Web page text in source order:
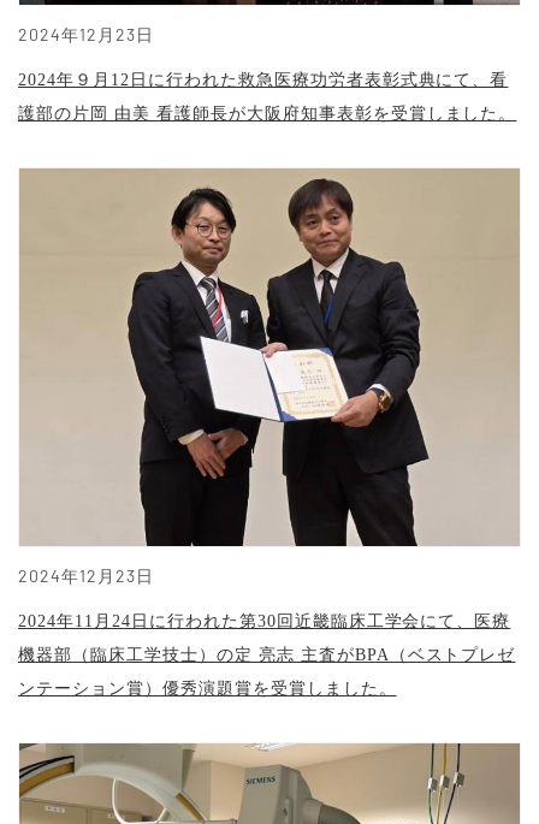
2024年12月23日
2024年９月12日に行われた救急医療功労者表彰式典にて、看
護部の片岡 由美 看護師長が大阪府知事表彰を受賞しました。
2024年12月23日
2024年11月24日に行われた第30回近畿臨床工学会にて、医療
機器部（臨床工学技士）の定 亮志 主査がBPA（ベストプレゼ
ンテーション賞）優秀演題賞を受賞しました。